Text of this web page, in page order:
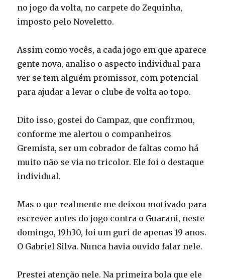
no jogo da volta, no carpete do Zequinha,
imposto pelo Noveletto.
Assim como vocês, a cada jogo em que aparece
gente nova, analiso o aspecto individual para
ver se tem alguém promissor, com potencial
para ajudar a levar o clube de volta ao topo.
Dito isso, gostei do Campaz, que confirmou,
conforme me alertou o companheiros
Gremista, ser um cobrador de faltas como há
muito não se via no tricolor. Ele foi o destaque
individual.
Mas o que realmente me deixou motivado para
escrever antes do jogo contra o Guarani, neste
domingo, 19h30, foi um guri de apenas 19 anos.
O Gabriel Silva. Nunca havia ouvido falar nele.
Prestei atenção nele. Na primeira bola que ele